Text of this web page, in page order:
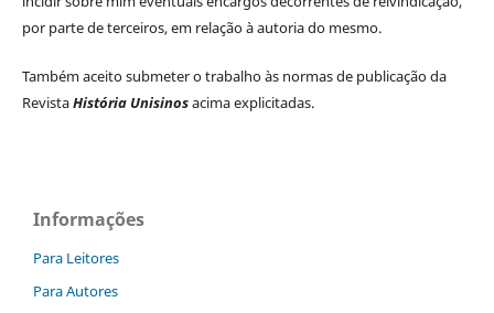
por parte de terceiros, em relação à autoria do mesmo.
Também aceito submeter o trabalho às normas de publicação da
RevistaHistória Unisinosacima explicitadas.
Informações
Para Leitores
Para Autores